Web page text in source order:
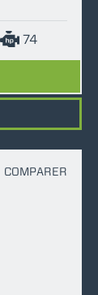
74
COMPARER